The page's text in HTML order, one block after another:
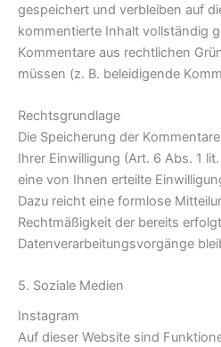
gespeichert und verbleiben auf
kommentierte Inhalt vollständig
Kommentare aus rechtlichen
müssen (z. B. beleidigende
Rechtsgrundlage
Die Speicherung der
Ihrer Einwilligung (Art. 6 Abs. 1
eine von Ihnen erteilte
Dazu reicht eine formlose
Rechtmäßigkeit der bereits
Datenverarbeitungsvorgänge
5. Soziale Medien
Instagram
Auf dieser Website sind